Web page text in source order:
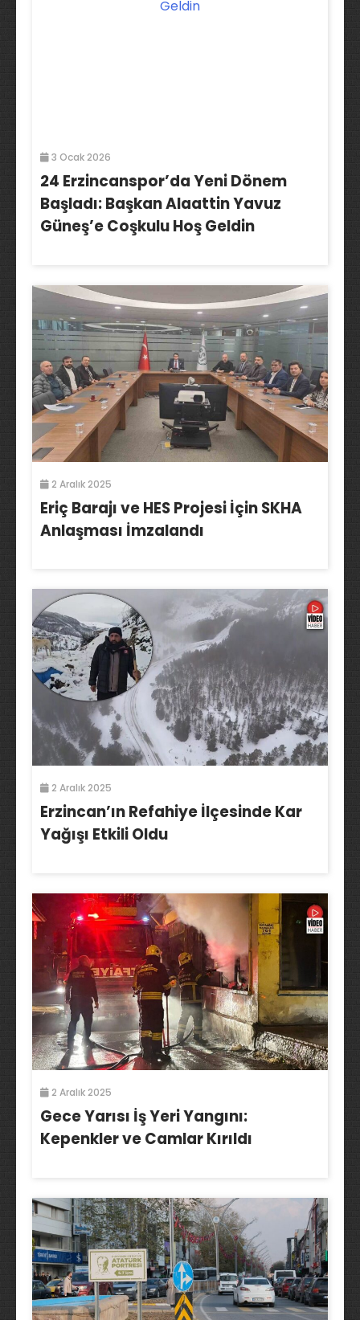
3 Ocak 2026
24 Erzincanspor’da Yeni Dönem
Başladı: Başkan Alaattin Yavuz
Güneş’e Coşkulu Hoş Geldin
2 Aralık 2025
Eriç Barajı ve HES Projesi İçin SKHA
Anlaşması İmzalandı
2 Aralık 2025
Erzincan’ın Refahiye İlçesinde Kar
Yağışı Etkili Oldu
2 Aralık 2025
Gece Yarısı İş Yeri Yangını:
Kepenkler ve Camlar Kırıldı